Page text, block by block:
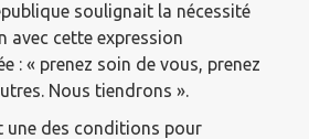
soulignait la nécessité
avec cette expression
: « prenez soin de vous, prenez
Nous tiendrons ».
une des conditions pour